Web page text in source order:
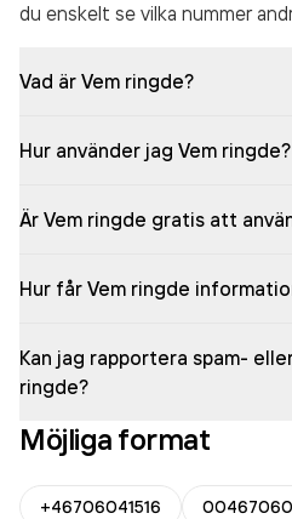
du enskelt se vilka nummer
Vad är Vem ringde?
Hur använder jag Vem ringde?
Är Vem ringde gratis att
Hur får Vem ringde
Kan jag rapportera spam-
ringde?
Möjliga format
+46706041516